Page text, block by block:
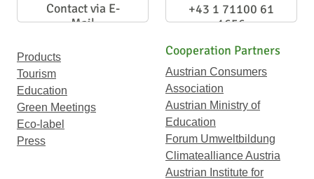
Contact via E-
Mail
+43 1 71100 61
1656
Products
Tourism
Education
Green Meetings
Eco-label
Press
Cooperation Partners
Austrian Consumers
Association
Austrian Ministry of
Education
Forum Umweltbildung
Climatealliance Austria
Austrian Institute for